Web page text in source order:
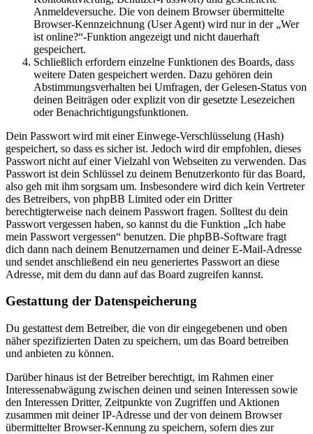
Anmeldeversuche. Die von deinem Browser übermittelte
Browser-Kennzeichnung (User Agent) wird nur in der „Wer
ist online?“-Funktion angezeigt und nicht dauerhaft
gespeichert.
Schließlich erfordern einzelne Funktionen des Boards, dass
weitere Daten gespeichert werden. Dazu gehören dein
Abstimmungsverhalten bei Umfragen, der Gelesen-Status von
deinen Beiträgen oder explizit von dir gesetzte Lesezeichen
oder Benachrichtigungsfunktionen.
Dein Passwort wird mit einer Einwege-Verschlüsselung (Hash)
gespeichert, so dass es sicher ist. Jedoch wird dir empfohlen, dieses
Passwort nicht auf einer Vielzahl von Webseiten zu verwenden. Das
Passwort ist dein Schlüssel zu deinem Benutzerkonto für das Board,
also geh mit ihm sorgsam um. Insbesondere wird dich kein Vertreter
des Betreibers, von phpBB Limited oder ein Dritter
berechtigterweise nach deinem Passwort fragen. Solltest du dein
Passwort vergessen haben, so kannst du die Funktion „Ich habe
mein Passwort vergessen“ benutzen. Die phpBB-Software fragt
dich dann nach deinem Benutzernamen und deiner E-Mail-Adresse
und sendet anschließend ein neu generiertes Passwort an diese
Adresse, mit dem du dann auf das Board zugreifen kannst.
Gestattung der Datenspeicherung
Du gestattest dem Betreiber, die von dir eingegebenen und oben
näher spezifizierten Daten zu speichern, um das Board betreiben
und anbieten zu können.
Darüber hinaus ist der Betreiber berechtigt, im Rahmen einer
Interessenabwägung zwischen deinen und seinen Interessen sowie
den Interessen Dritter, Zeitpunkte von Zugriffen und Aktionen
zusammen mit deiner IP-Adresse und der von deinem Browser
übermittelter Browser-Kennung zu speichern, sofern dies zur